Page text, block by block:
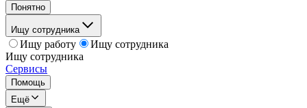
Понятно
Ищу сотрудника
Ищу работу
Ищу сотрудника
Ищу сотрудника
Сервисы
Помощь
Ещё